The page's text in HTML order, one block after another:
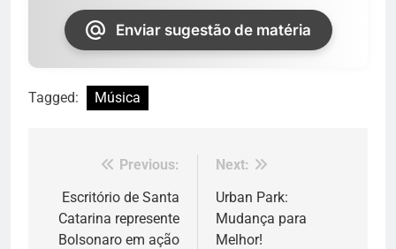
Enviar sugestão de matéria
Tagged: Música
Navegação
de
Post
Previous:
Escritório de Santa
Catarina represente
Bolsonaro em ação
Next:
Urban Park:
Mudança para
Melhor!